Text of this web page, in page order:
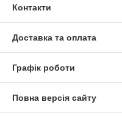
Контакти
Доставка та оплата
Графік роботи
Повна версія сайту